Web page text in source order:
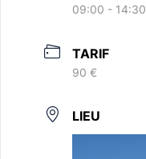
09:00 - 14:30
TARIF
90 €
LIEU